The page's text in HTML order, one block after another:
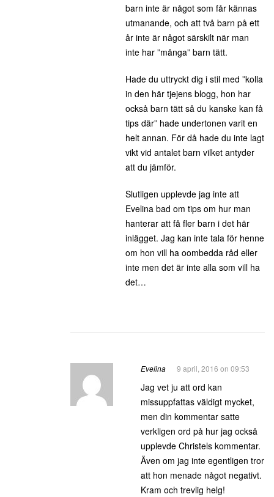
barn inte är något som får kännas
utmanande, och att två barn på ett
år inte är något särskilt när man
inte har ”många” barn tätt.
Hade du uttryckt dig i stil med ”kolla
in den här tjejens blogg, hon har
också barn tätt så du kanske kan få
tips där” hade undertonen varit en
helt annan. För då hade du inte lagt
vikt vid antalet barn vilket antyder
att du jämför.
Slutligen upplevde jag inte att
Evelina bad om tips om hur man
hanterar att få fler barn i det här
inlägget. Jag kan inte tala för henne
om hon vill ha oombedda råd eller
inte men det är inte alla som vill ha
det…
Evelina 9 april, 2016 on 09:53
Jag vet ju att ord kan
missuppfattas väldigt mycket,
men din kommentar satte
verkligen ord på hur jag också
upplevde Christels kommentar.
Även om jag inte egentligen tror
att hon menade något negativt.
Kram och trevlig helg!